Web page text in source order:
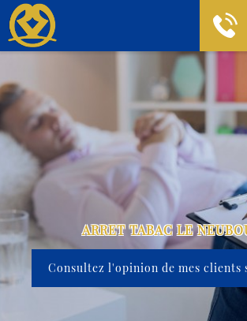
ARRET TABAC LE
Consultez l'opinion de mes clients